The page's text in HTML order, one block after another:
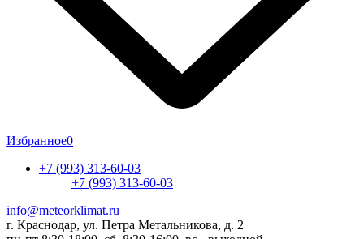
Избранное0
+7 (993) 313-60-03
+7 (993) 313-60-03
info@meteorklimat.ru
г. Краснодар, ул. Петра Метальникова, д. 2